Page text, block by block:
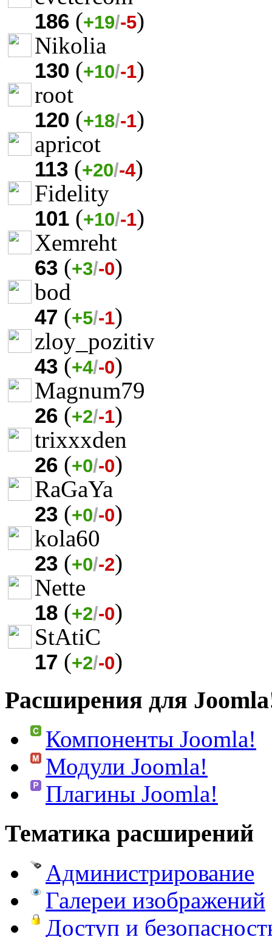
186 (+19/-5)
Nikolia
130 (+10/-1)
root
120 (+18/-1)
apricot
113 (+20/-4)
Fidelity
101 (+10/-1)
Xemreht
63 (+3/-0)
bod
47 (+5/-1)
zloy_pozitiv
43 (+4/-0)
Magnum79
26 (+2/-1)
trixxxden
26 (+0/-0)
RaGaYa
23 (+0/-0)
kola60
23 (+0/-2)
Nette
18 (+2/-0)
StAtiC
17 (+2/-0)
Расширения для
Компоненты Joomla!
Модули Joomla!
Плагины Joomla!
Тематика расширений
Администрирование
Галереи изображений
Доступ и